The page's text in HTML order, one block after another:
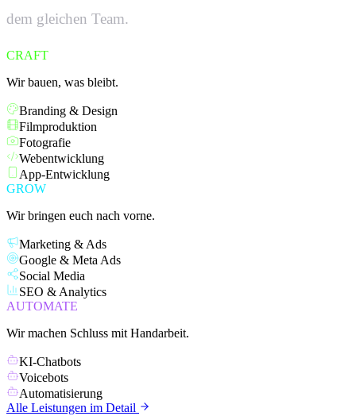
dem gleichen Team.
CRAFT
Wir bauen, was bleibt.
Branding & Design
Filmproduktion
Fotografie
Webentwicklung
App-Entwicklung
GROW
Wir bringen euch nach vorne.
Marketing & Ads
Google & Meta Ads
Social Media
SEO & Analytics
AUTOMATE
Wir machen Schluss mit Handarbeit.
KI-Chatbots
Voicebots
Automatisierung
Alle Leistungen im Detail